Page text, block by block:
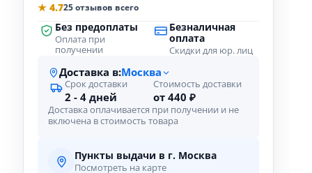
★ 4.725 отзывов всего
Без предоплаты
Оплата при
получении
Безналичная
оплата
Скидки для юр. лиц
Доставка в:Москва
Срок доставки
2 - 4 дней
Стоимость доставки
от 440 ₽
Доставка оплачивается при получении и не
включена в стоимость товара
Пункты выдачи в г. Москва
Посмотреть на карте